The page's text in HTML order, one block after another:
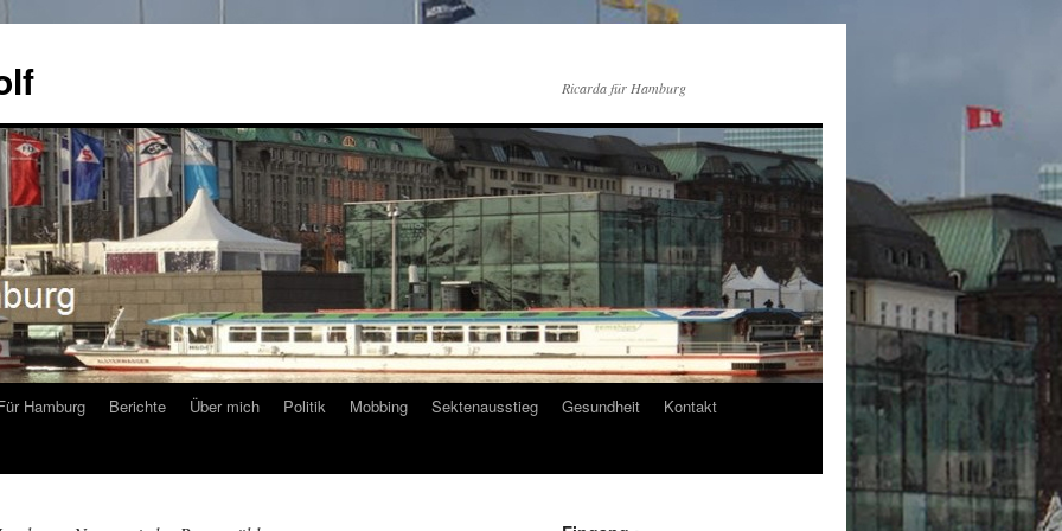
Ricarda für Hamburg
Hamburg Berichte Über mich Politik Mobbing Sektenausstieg Gesundheit
Kontakt